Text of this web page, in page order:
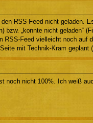
den RSS-Feed nicht geladen.
bzw. „konnte nicht geladen“
RSS-Feed vielleicht noch auf
mit Technik-Kram
noch nicht 100%. Ich weiß